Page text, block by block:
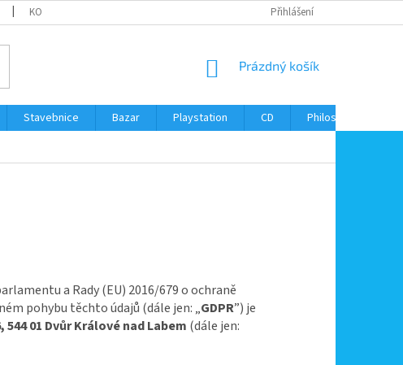
KONTAKTY Přihlášení
NÁKUPNÍ
Prázdný košík
Stavebnice Bazar Playstation CD Philos
a Rady (EU) 2016/679 o ochraně
pohybu těchto údajů (dále jen: „GDPR”) je
01 Dvůr Králové nad Labem (dále jen: